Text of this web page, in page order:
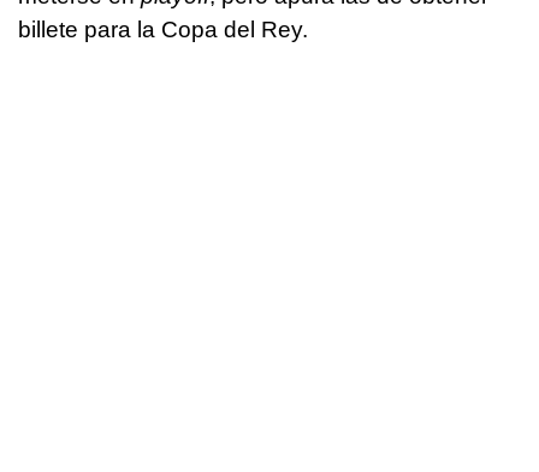
billete para la Copa del Rey.